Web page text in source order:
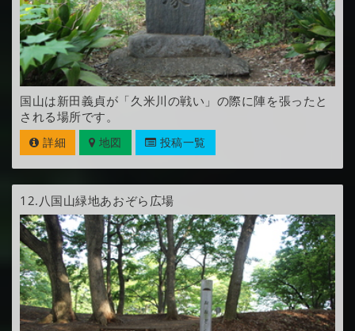
国山は新田義貞が「久米川の戦い」の際に陣を張ったと
される場所です。
詳細 地図 投稿一覧
12. 八国山緑地あおぞら広場